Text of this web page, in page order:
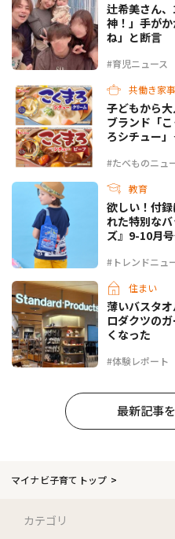
#育児ニュース
辻希美さん
神！」手が
ね」と断言
共働き家事
#たべものニュ
子どもから
ブランド「
ろシチュー
教育
#トレンドニュ
欲しい！付
れた特別な
ズ』9-10月
住まい
#体験レポート
薄いバスタ
ロダクツの
くなった
最新記事
マイナビ子育てトップ
カテゴリ